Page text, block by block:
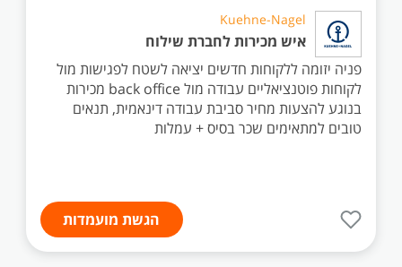
Kuehne-Nagel
איש מכירות לחברת שילוח
פניה יזומה ללקוחות חדשים יציאה לשטח לפגישות מול
לקוחות פוטנציאליים עבודה מול back office מכירות
בנוגע להצעות מחיר סביבת עבודה דינאמית, תנאים
טובים למתאימים שכר בסיס + עמלות
הגשת מועמדות